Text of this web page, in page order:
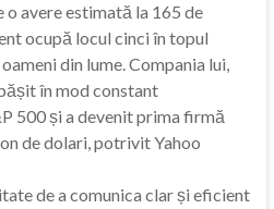
avere estimată la 165 de
ocupă locul cinci în topul
din lume. Compania lui,
în mod constant
500 și a devenit prima firmă
de dolari, potrivit Yahoo
de a comunica clar și eficient